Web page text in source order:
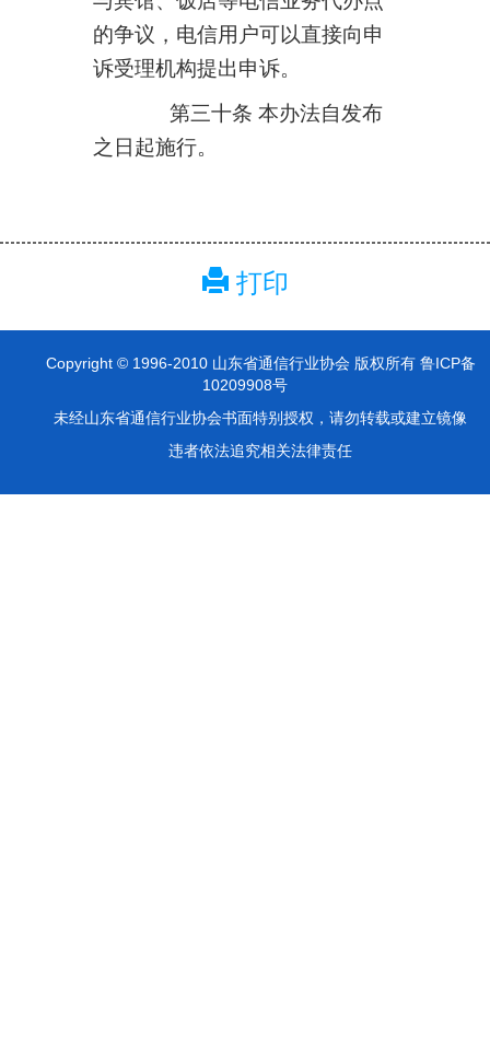
的争议，电信用户可以直接向申
诉受理机构提出申诉。
第三十条 本办法自发布
之日起施行。
打印
Copyright © 1996-2010 山东省通信行业协会 版权所有 鲁ICP备
10209908号
未经山东省通信行业协会书面特别授权，请勿转载或建立镜像
违者依法追究相关法律责任